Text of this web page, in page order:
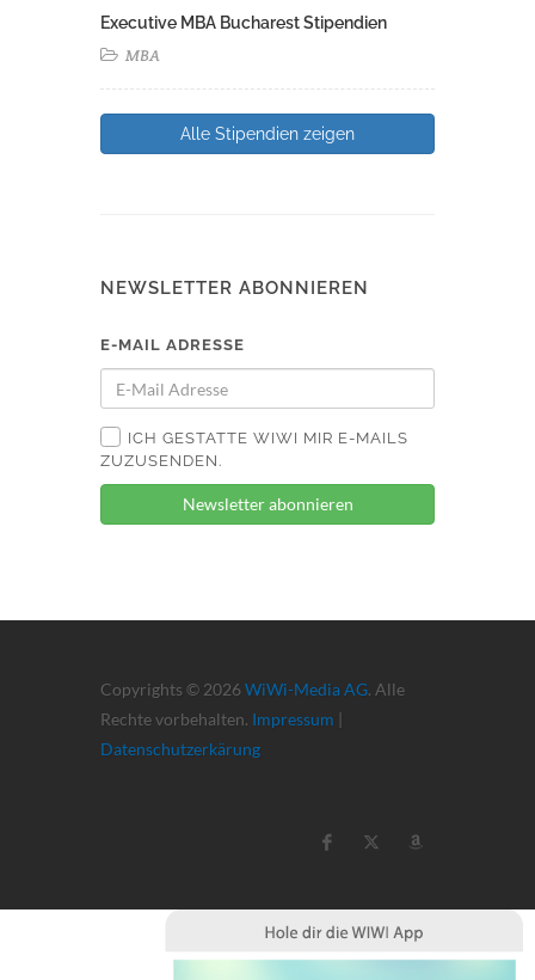
Executive MBA Bucharest Stipendien
MBA
Alle Stipendien zeigen
NEWSLETTER ABONNIEREN
E-MAIL ADRESSE
ICH GESTATTE WIWI MIR E-MAILS
ZUZUSENDEN.
Newsletter abonnieren
Copyrights © 2026 WiWi-Media AG. Alle
Rechte vorbehalten. Impressum |
Datenschutzerkärung